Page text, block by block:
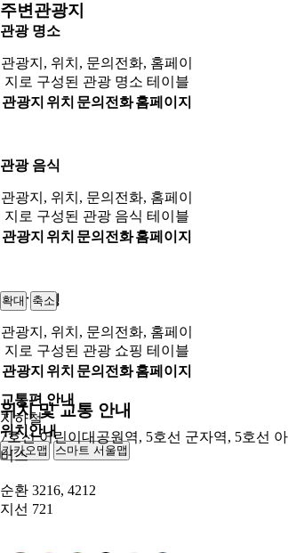
주변관광지
관광 명소
관광지, 위치, 문의전화, 홈페이
지로 구성된 관광 명소 테이블
관광지 위치 문의전화홈페이지
관광 음식
관광지, 위치, 문의전화, 홈페이
지로 구성된 관광 음식 테이블
관광지 위치 문의전화홈페이지
관광 쇼핑
관광지, 위치, 문의전화, 홈페이
지로 구성된 관광 쇼핑 테이블
관광지 위치 문의전화홈페이지
위치 및 교통 안내
위치안내
카카오맵 스마트 서울맵
250m
확대 축소
교통편 안내
지하철
7호선 어린이대공원역, 5호선 군자역, 5호선
버스
순환 3216, 4212
지선 721